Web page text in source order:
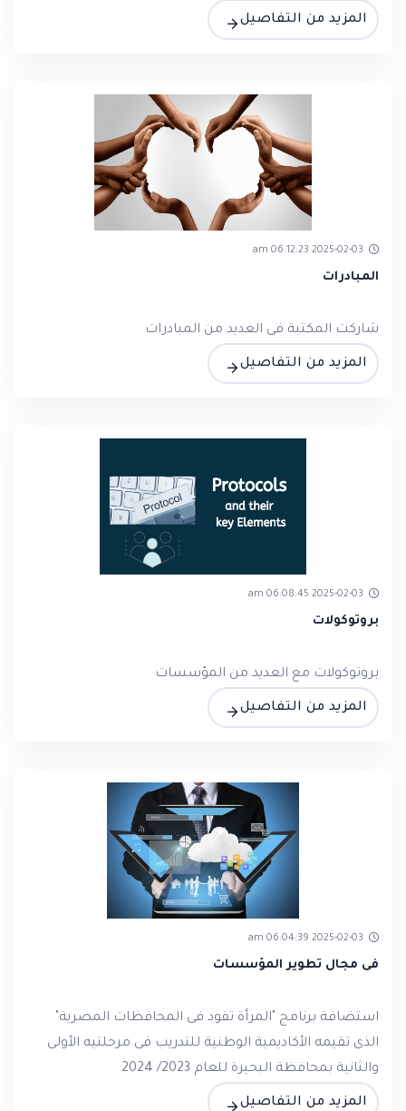
المزيد من التفاصيل
2025-02-03 06:12:23 am
المبادرات
شاركت المكتبة فى العديد من المبادرات
المزيد من التفاصيل
2025-02-03 06:08:45 am
بروتوكولات
بروتوكولات مع العديد من المؤسسات
المزيد من التفاصيل
2025-02-03 06:04:39 am
فى مجال تطوير المؤسسات
استضافة برنامج "المرأة تقود فى المحافظات المصرية"
الذى تقيمه الأكاديمية الوطنية للتدريب فى مرحلتيه الأولى
والثانية بمحافظة البحيرة للعام 2023/ 2024
المزيد من التفاصيل